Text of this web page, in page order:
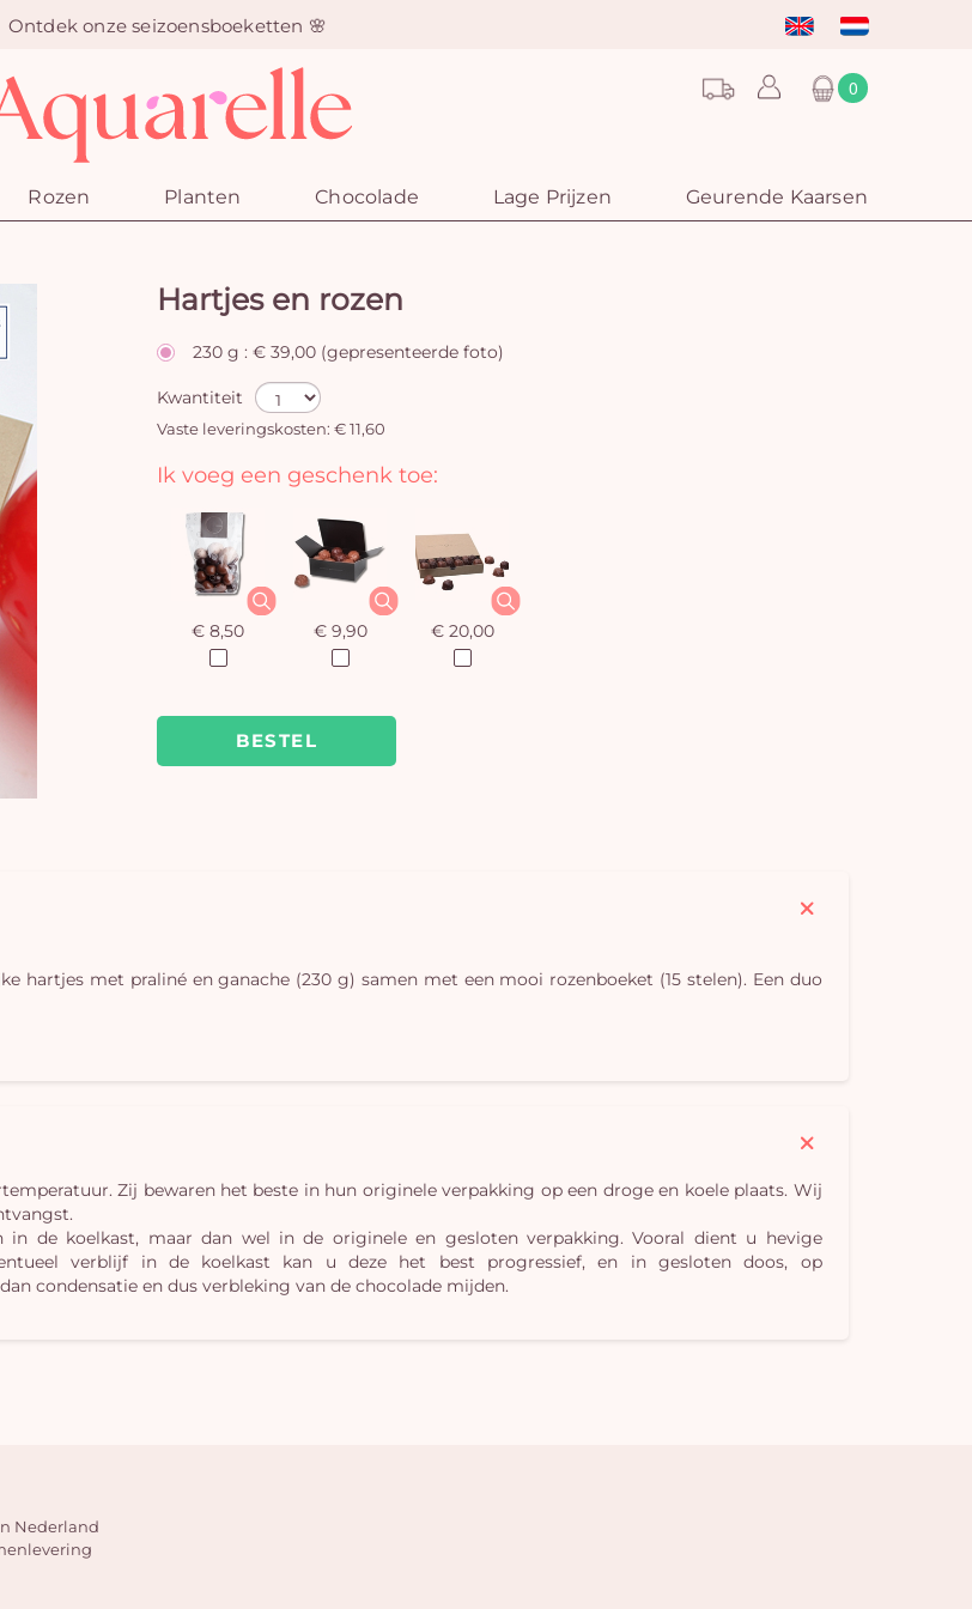
Ontdek onze seizoensboeketten 🌸
0
Rozen Planten Chocolade Lage Prijzen Geurende Kaarsen
Hartjes en rozen
230 g : € 39,00 (gepresenteerde foto)
Kwantiteit
Vaste leveringskosten: € 11,60
BESTEL
Ik voeg een geschenk toe:
€ 8,50 € 9,90 € 20,00
hartjes met praliné en ganache (230 g) samen met een mooi rozenboeket (15 stelen). Een duo
Zij bewaren het beste in hun originele verpakking op een droge en koele plaats. Wij
de koelkast, maar dan wel in de originele en gesloten verpakking. Vooral dient u hevige
verblijf in de koelkast kan u deze het best progressief, en in gesloten doos, op
condensatie en dus verbleking van de chocolade mijden.
Nederland